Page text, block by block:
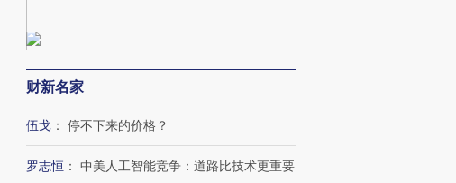
财新名家
伍戈 ： 停不下来的价格？
罗志恒 ： 中美人工智能竞争：道路比技术更重要